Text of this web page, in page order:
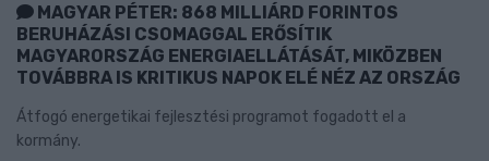
MAGYAR PÉTER: 868 MILLIÁRD FORINTOS
BERUHÁZÁSI CSOMAGGAL ERŐSÍTIK
MAGYARORSZÁG ENERGIAELLÁTÁSÁT, MIKÖZBEN
TOVÁBBRA IS KRITIKUS NAPOK ELÉ NÉZ AZ ORSZÁG
Átfogó energetikai fejlesztési programot fogadott el a
kormány.